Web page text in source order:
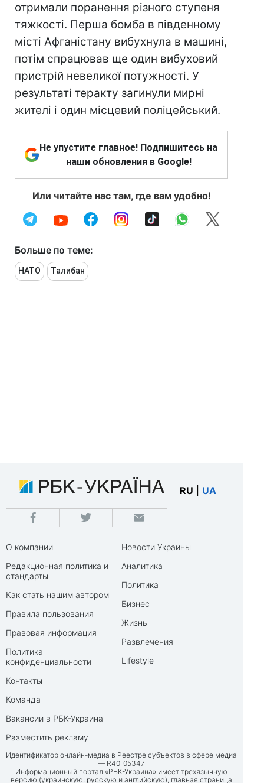
отримали поранення різного ступеня
тяжкості. Перша бомба в південному
місті Афганістану вибухнула в машині,
потім спрацював ще один вибуховий
пристрій невеликої потужності. У
результаті теракту загинули мирні
жителі і один місцевий поліцейський.
Не упустите главное! Подпишитесь на
наши обновления в Google!
Или читайте нас там, где вам удобно!
Больше по теме:
НАТО Талибан
RU UA
О компании
Редакционная политика и
стандарты
Как стать нашим автором
Правила пользования
Правовая информация
Политика
конфиденциальности
Контакты
Команда
Вакансии в РБК-Украина
Разместить рекламу
Новости Украины
Аналитика
Политика
Бизнес
Жизнь
Развлечения
Lifestyle
Идентификатор онлайн-медиа в Реестре субъектов в сфере медиа
— R40-05347
Информационный портал «РБК-Украина» имеет трехязычную
версию (украинскую, русскую и английскую), главная страница